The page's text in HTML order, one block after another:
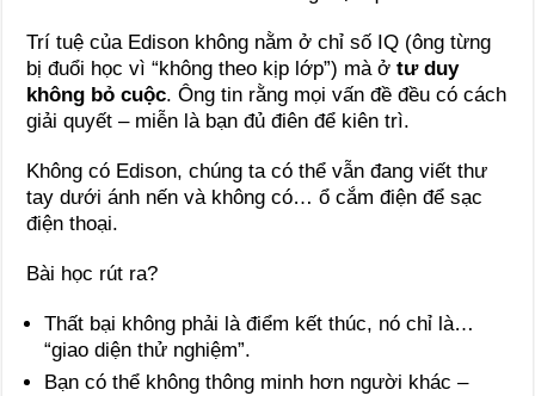
Trí tuệ của Edison không nằm ở chỉ số IQ (ông từng
bị đuổi học vì “không theo kịp lớp”) mà ởtư duy
không bỏ cuộc. Ông tin rằng mọi vấn đề đều có cách
giải quyết – miễn là bạn đủ điên để kiên trì.
Không có Edison, chúng ta có thể vẫn đang viết thư
tay dưới ánh nến và không có… ổ cắm điện để sạc
điện thoại.
Bài học rút ra?
Thất bại không phải là điểm kết thúc, nó chỉ là…
“giao diện thử nghiệm”.
Bạn có thể không thông minh hơn người khác –